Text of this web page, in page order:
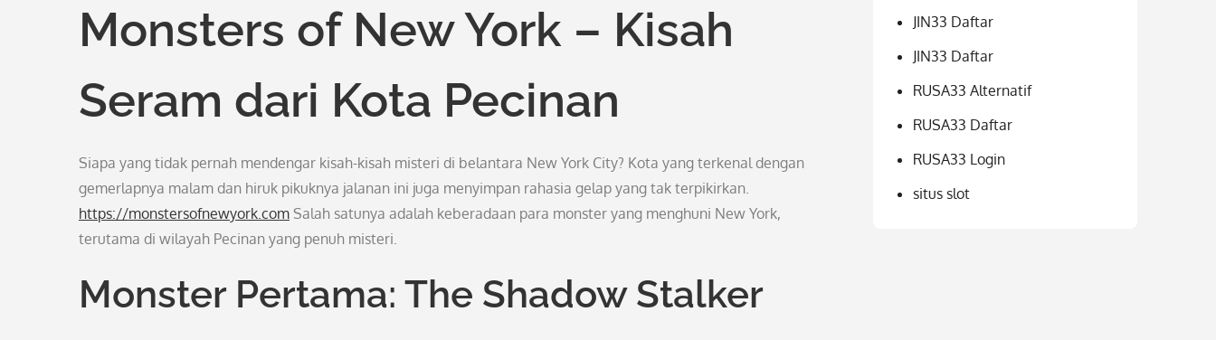
Monsters of New York – Kisah
Seram dari Kota Pecinan
Siapa yang tidak pernah mendengar kisah-kisah misteri di belantara New York City? Kota yang terkenal dengan
gemerlapnya malam dan hiruk pikuknya jalanan ini juga menyimpan rahasia gelap yang tak terpikirkan.
https://monstersofnewyork.com Salah satunya adalah keberadaan para monster yang menghuni New York,
terutama di wilayah Pecinan yang penuh misteri.
Monster Pertama: The Shadow Stalker
JIN33 Daftar
JIN33 Daftar
RUSA33 Alternatif
RUSA33 Daftar
RUSA33 Login
situs slot